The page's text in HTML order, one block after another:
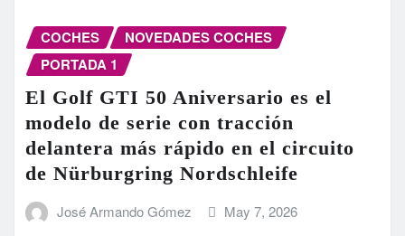
COCHES
NOVEDADES COCHES
PORTADA 1
El Golf GTI 50 Aniversario es el
modelo de serie con tracción
delantera más rápido en el circuito
de Nürburgring Nordschleife
José Armando Gómez May 7, 2026